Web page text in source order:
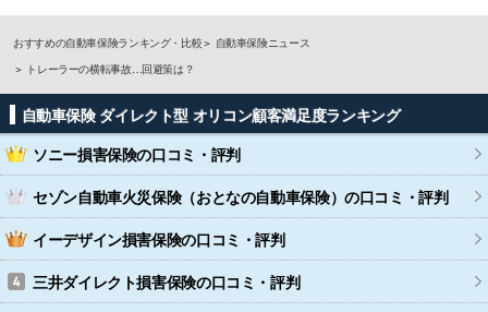
おすすめの自動車保険ランキング・比較
自動車保険ニュース
トレーラーの横転事故…回避策は？
自動車保険 ダイレクト型 オリコン顧客満足度ランキング
ソニー損害保険の口コミ・評判
セゾン自動車火災保険（おとなの自動車保険）の口コミ・評判
イーデザイン損害保険の口コミ・評判
三井ダイレクト損害保険の口コミ・評判